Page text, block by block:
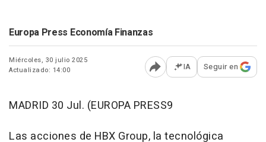
Europa Press Economía Finanzas
Miércoles, 30 julio 2025
Actualizado: 14:00
Abrir opciones para
IA Seguir en
MADRID 30 Jul. (EUROPA PRESS9
Las acciones de HBX Group, la tecnológica